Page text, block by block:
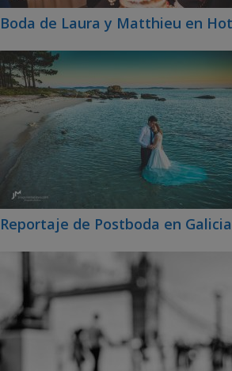
Boda de Laura y Matthieu en
Reportaje de Postboda en